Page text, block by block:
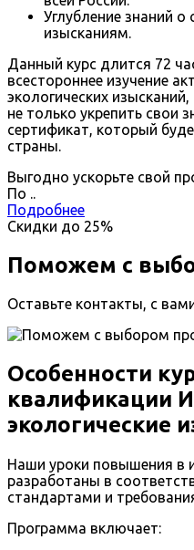
Углубление знаний
изысканиям.
Данный курс длится 72
всестороннее изучение
экологических
не только укрепить свои
сертификат, который
страны.
Выгодно ускорьте свой
По ..
Подробнее
Скидки до 25%
Поможем с
Оставьте контакты, с
Особенности
квалификации
экологические
Наши уроки повышения в
разработаны в
стандартами и
Программа включает: